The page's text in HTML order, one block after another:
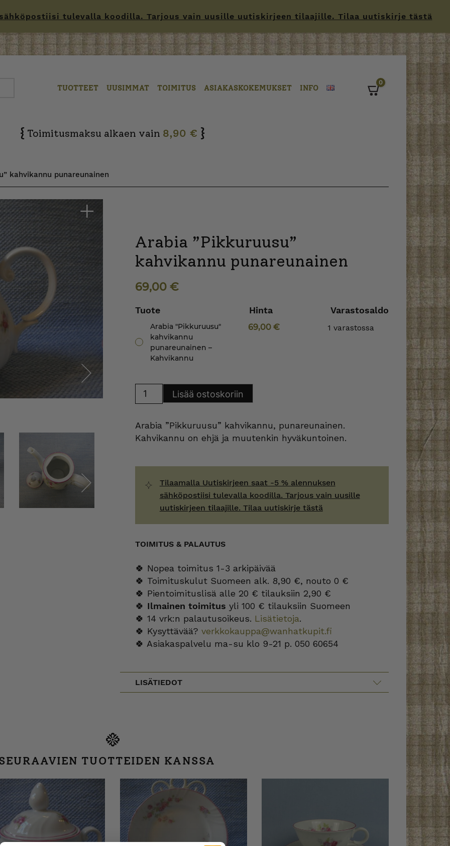
tulevalla koodilla. Tarjous vain uusille uutiskirjeen tilaajille. Tilaa uutiskirje tästä
TUOTTEET UUSIMMAT TOIMITUS ASIAKASKOKEMUKSET INFO
0
{ Toimitusmaksu alkaen vain 8,90 € }
kahvikannu punareunainen
Arabia ”Pikkuruusu”
kahvikannu punareunainen
69,00 €
Tuote Hinta Varastosaldo
Arabia "Pikkuruusu"
kahvikannu
punareunainen –
Kahvikannu
69,00 € 1 varastossa
"Pikkuruusu"
Lisää ostoskoriin
Arabia ”Pikkuruusu” kahvikannu, punareunainen.
Kahvikannu on ehjä ja muutenkin hyväkuntoinen.
Tilaamalla Uutiskirjeen saat -5 % alennuksen
sähköpostiisi tulevalla koodilla. Tarjous vain uusille
uutiskirjeen tilaajille. Tilaa uutiskirje tästä
TOIMITUS & PALAUTUS
🍀 Nopea toimitus 1-3 arkipäivää
🍀 Toimituskulut Suomeen alk. 8,90 €, nouto 0 €
🍀 Pientoimituslisä alle 20 € tilauksiin 2,90 €
🍀 Ilmainen toimitus yli 100 € tilauksiin Suomeen
🍀 14 vrk:n palautusoikeus. Lisätietoja.
🍀 Kysyttävää? verkkokauppa@wanhatkupit.fi
🍀 Asiakaspalvelu ma-su klo 9-21 p. 050 60654
LISÄTIEDOT
TUOTTEIDEN KANSSA